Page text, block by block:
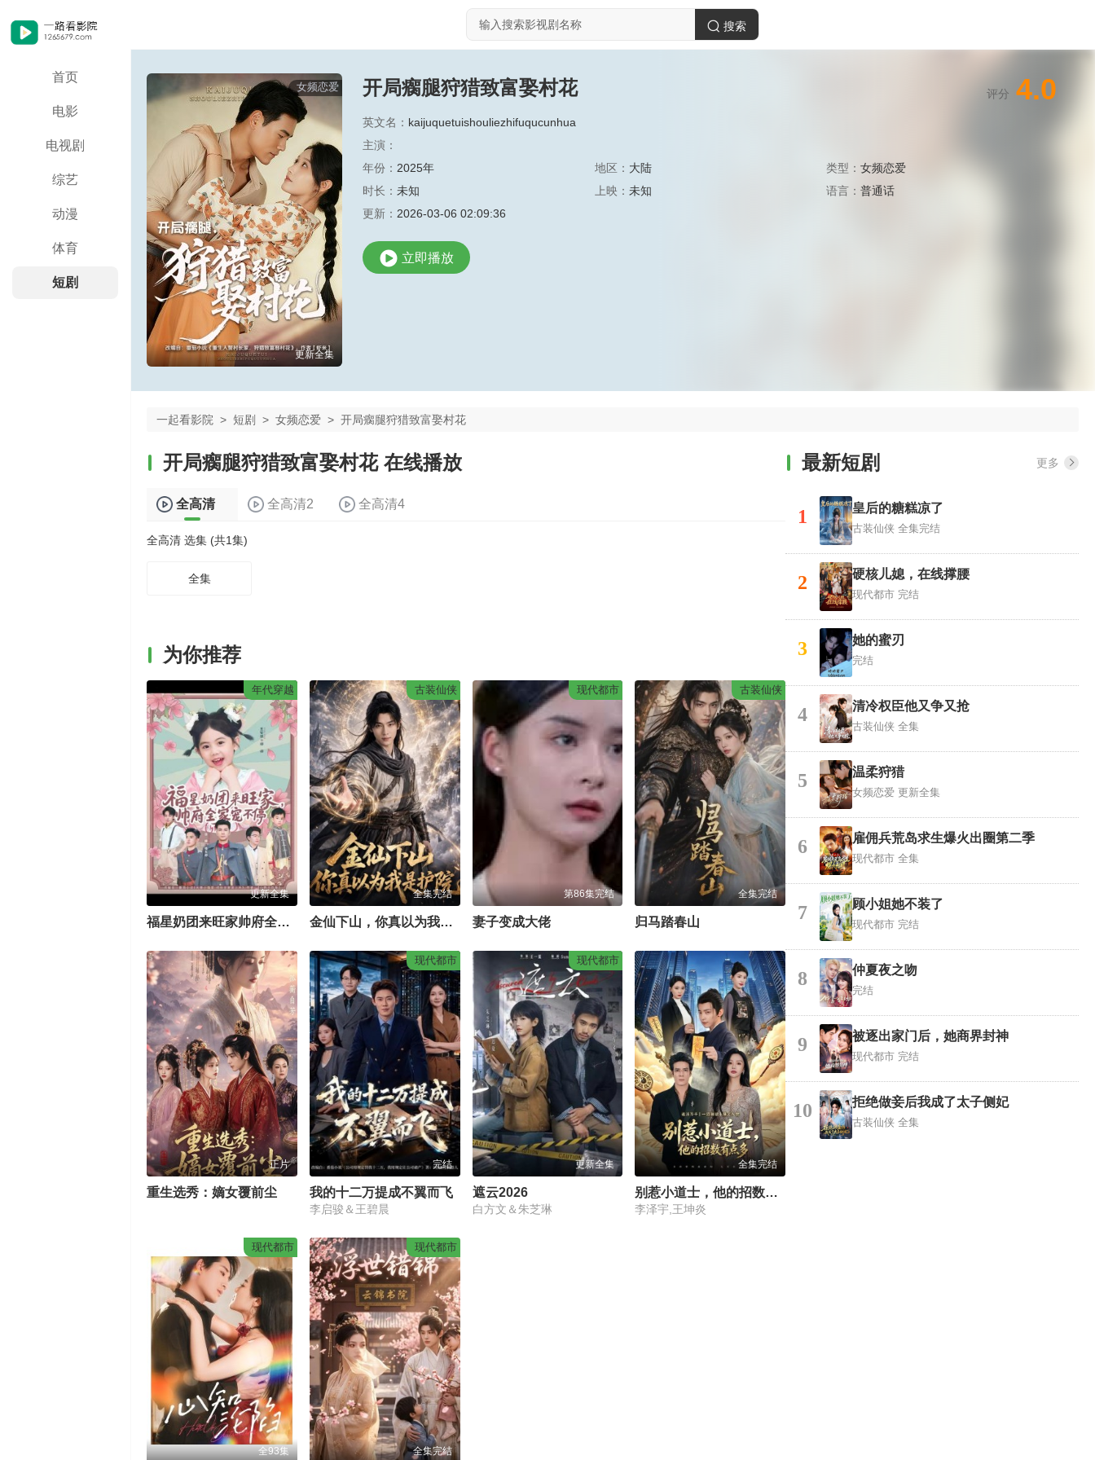
首页
电影
电视剧
综艺
动漫
体育
短剧
搜索
女频恋爱
更新全集
开局瘸腿狩猎致富娶村花
英文名： kaijuquetuishouliezhifuqucunhua
主演：
年份： 2025年 地区： 大陆 类型：女频恋爱
时长： 未知 上映： 未知 语言：普通话
更新： 2026-03-06 02:09:36
评分 4.0
立即播放
一起看影院 > 短剧 > 女频恋爱 > 开局瘸腿狩猎致富娶村花
开局瘸腿狩猎致富娶村花 在线播放
全高清 全高清2 全高清4
全高清 选集 (共1集)
全集
为你推荐
年代穿越
更新全集
福星奶团来旺家帅府全家宠不停
古装仙侠
全集完结
金仙下山，你真以为我是护院
现代都市
第86集完结
妻子变成大佬
古装仙侠
全集完结
归马踏春山
正片
重生选秀：嫡女覆前尘
现代都市
完结
我的十二万提成不翼而飞
李启骏＆王碧晨
现代都市
更新全集
遮云2026
白方文＆朱芝琳
全集完结
别惹小道士，他的招数有点多
李泽宇,王坤炎
现代都市
全93集
现代都市
全集完结
最新短剧 更多
1 皇后的糖糕凉了
古装仙侠 全集完结
2 硬核儿媳，在线撑腰
现代都市 完结
3 她的蜜刃
完结
4 清冷权臣他又争又抢
古装仙侠 全集
5 温柔狩猎
女频恋爱 更新全集
6 雇佣兵荒岛求生爆火出圈第二季
现代都市 全集
7 顾小姐她不装了
现代都市 完结
8 仲夏夜之吻
完结
9 被逐出家门后，她商界封神
现代都市 完结
10 拒绝做妾后我成了太子侧妃
古装仙侠 全集